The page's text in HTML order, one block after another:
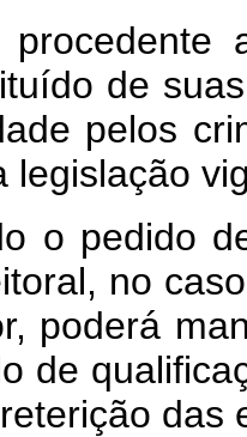
de
pelos
legislação
o pedido
no
poderá
de
das